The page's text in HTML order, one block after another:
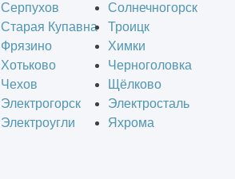
Серпухов
Солнечногорск
Старая Купавна
Троицк
Фрязино
Химки
Хотьково
Черноголовка
Чехов
Щёлково
Электрогорск
Электросталь
Электроугли
Яхрома